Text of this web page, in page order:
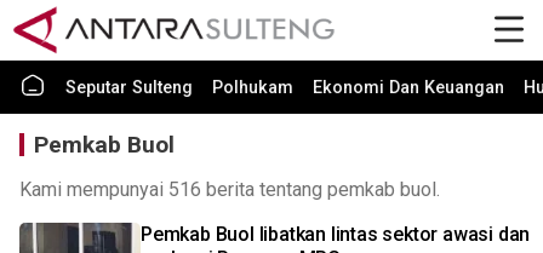
Seputar Sulteng Polhukam Ekonomi Dan Keuangan
Pemkab Buol
Kami mempunyai 516 berita tentang pemkab buol.
Pemkab Buol libatkan lintas sektor awasi dan